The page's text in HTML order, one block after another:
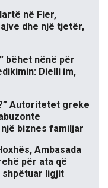
në Fier,
dhe një tjetër,
bëhet nënë për
Dielli im,
Autoritetet greke
biznes familjar
Ambasada
për ata që
shpëtuar ligjit